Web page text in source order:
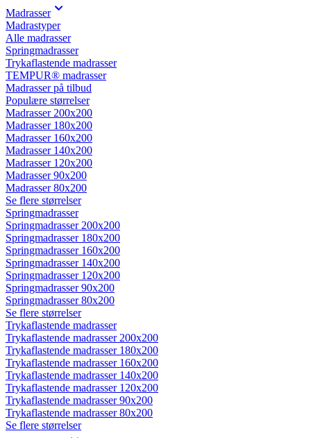
Madrasser
Madrastyper
Alle madrasser
Springmadrasser
Trykaflastende madrasser
TEMPUR® madrasser
Madrasser på tilbud
Populære størrelser
Madrasser 200x200
Madrasser 180x200
Madrasser 160x200
Madrasser 140x200
Madrasser 120x200
Madrasser 90x200
Madrasser 80x200
Se flere størrelser
Springmadrasser
Springmadrasser 200x200
Springmadrasser 180x200
Springmadrasser 160x200
Springmadrasser 140x200
Springmadrasser 120x200
Springmadrasser 90x200
Springmadrasser 80x200
Se flere størrelser
Trykaflastende madrasser
Trykaflastende madrasser 200x200
Trykaflastende madrasser 180x200
Trykaflastende madrasser 160x200
Trykaflastende madrasser 140x200
Trykaflastende madrasser 120x200
Trykaflastende madrasser 90x200
Trykaflastende madrasser 80x200
Se flere størrelser